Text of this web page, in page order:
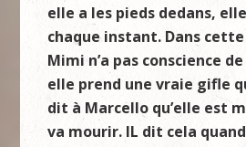
elle a les pieds dedans,
chaque instant. Dans
Mimi n’a pas conscience
elle prend une vraie gifle
dit à Marcello qu’elle est
va mourir. IL dit cela